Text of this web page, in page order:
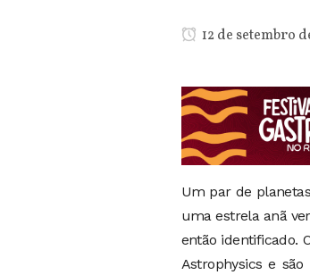
12 de setembro
Um par de
uma estrela anã
então identificado.
Astrophysics e